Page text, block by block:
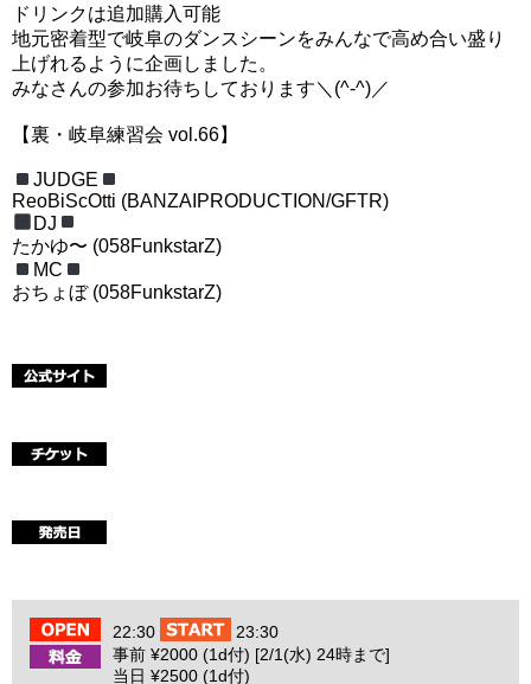
ドリンクは追加購入可能
地元密着型で岐阜のダンスシーンをみんなで高め合い盛り
上げれるように企画しました。
みなさんの参加お待ちしております＼(^-^)／
【裏・岐阜練習会 vol.66】
JUDGE
ReoBiScOtti (BANZAIPRODUCTION/GFTR)
DJ
たかゆ〜 (058FunkstarZ)
MC
おちょぼ (058FunkstarZ)
22:30
23:30
事前 ¥2000 (1d付) [2/1(水) 24時まで]
当日 ¥2500 (1d付)